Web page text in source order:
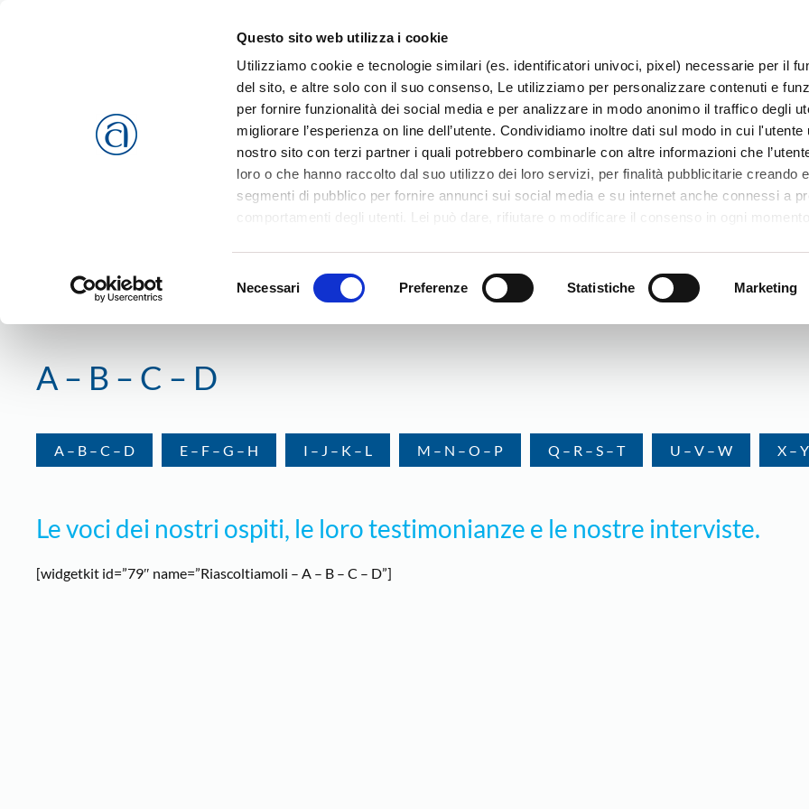
Questo sito web utilizza i cookie
Utilizziamo cookie e tecnologie similari (es. identificatori univoci, pixel) necessarie per il
del sito, e altre solo con il suo consenso, Le utilizziamo per personalizzare contenuti e
per fornire funzionalità dei social media e per analizzare in modo anonimo il traffico degli
migliorare l’esperienza on line dell’utente. Condividiamo inoltre dati sul modo in cui l'utente
nostro sito con terzi partner i quali potrebbero combinarle con altre informazioni che
loro o che hanno raccolto dal suo utilizzo dei loro servizi, per finalità pubblicitarie creando
segmenti di pubblico per fornire annunci sui social media e su internet anche connessi a
comportamenti degli utenti. Lei può dare, rifiutare o modificare il consenso in ogni
cookies che vengono usati e sulla loro condivisione con i terzi partner può leggere la ns.
del
Necessari Preferenze Statistiche Marketing
CHI SIAMO SERVIZI TERRITORIO SISTEMI E MESTIERI PROGETTI
A – B – C – D
A – B – C – D E – F – G – H I – J – K – L M – N – O – P Q – R – S – T U – V – W X –
Le voci dei nostri ospiti, le loro testimonianze e le nostre interviste.
[widgetkit id=”79″ name=”Riascoltiamoli – A – B – C – D”]